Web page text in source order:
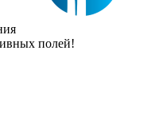
полей!